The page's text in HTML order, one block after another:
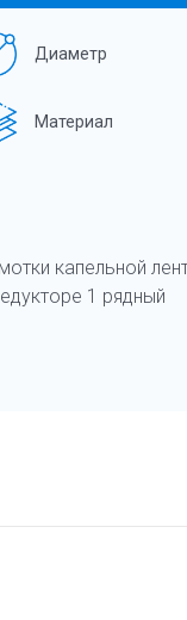
Диаметр
Материал
капельной
1 рядный